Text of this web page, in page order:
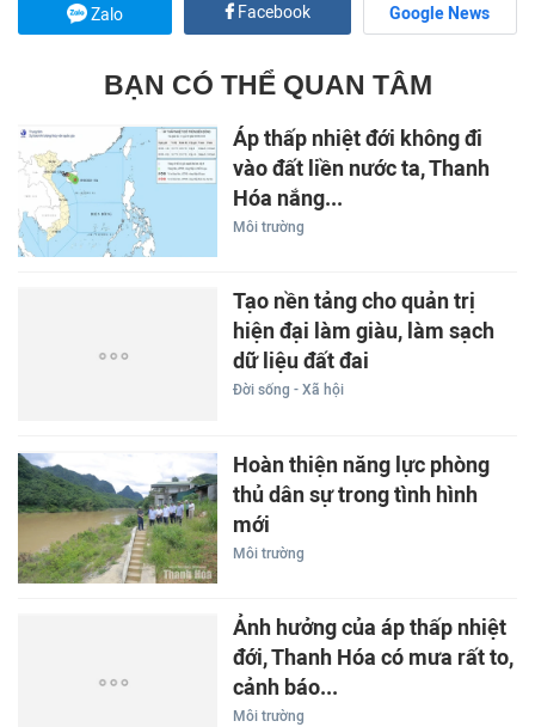
Zalo Facebook Google News
BẠN CÓ THỂ QUAN TÂM
Áp thấp nhiệt đới không đi
vào đất liền nước ta, Thanh
Hóa nắng...
Môi trường
Tạo nền tảng cho quản trị
hiện đại làm giàu, làm sạch
dữ liệu đất đai
Đời sống - Xã hội
Hoàn thiện năng lực phòng
thủ dân sự trong tình hình
mới
Môi trường
Ảnh hưởng của áp thấp nhiệt
đới, Thanh Hóa có mưa rất to,
cảnh báo...
Môi trường